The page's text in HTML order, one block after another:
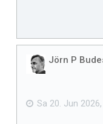
Jörn P
Sa 20. Jun